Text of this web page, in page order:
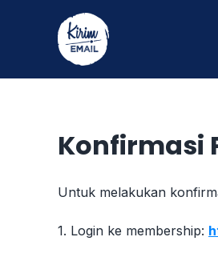
Konfirmasi
Untuk melakukan
1. Login ke membership: